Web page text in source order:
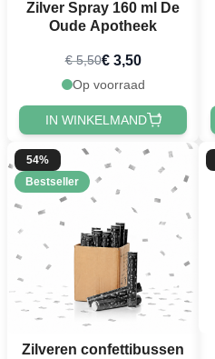
Zilver Spray 160 ml De
Oude Apotheek
€ 5,50€ 3,50
Op voorraad
IN WINKELMAND
54%
Bestseller
Zilveren confettibussen